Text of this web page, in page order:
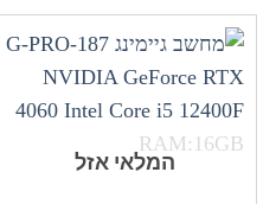
המלאי אזל